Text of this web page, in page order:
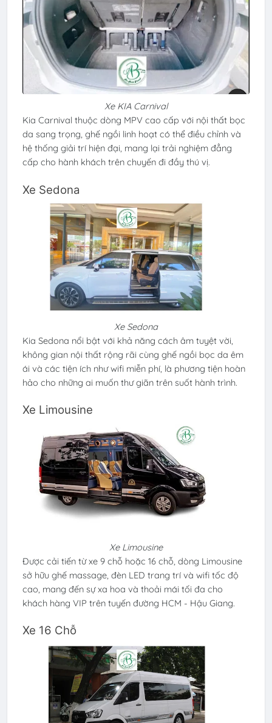
Xe KIA Carnival
Kia Carnival thuộc dòng MPV cao cấp với nội thất bọc
da sang trọng, ghế ngồi linh hoạt có thể điều chỉnh và
hệ thống giải trí hiện đại, mang lại trải nghiệm đẳng
cấp cho hành khách trên chuyến đi đầy thú vị.
Xe Sedona
Xe Sedona
Kia Sedona nổi bật với khả năng cách âm tuyệt vời,
không gian nội thất rộng rãi cùng ghế ngồi bọc da êm
ái và các tiện ích như wifi miễn phí, là phương tiện hoàn
hảo cho những ai muốn thư giãn trên suốt hành trình.
Xe Limousine
Xe Limousine
Được cải tiến từ xe 9 chỗ hoặc 16 chỗ, dòng Limousine
sở hữu ghế massage, đèn LED trang trí và wifi tốc độ
cao, mang đến sự xa hoa và thoải mái tối đa cho
khách hàng VIP trên tuyến đường HCM - Hậu Giang.
Xe 16 Chỗ